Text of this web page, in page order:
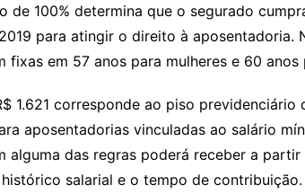
de 100% determina que o segurado
para atingir o direito à aposentadoria.
fixas em 57 anos para mulheres e 60
1.621 corresponde ao piso
aposentadorias vinculadas ao salário
alguma das regras poderá receber a
salarial e o tempo de contribuição.